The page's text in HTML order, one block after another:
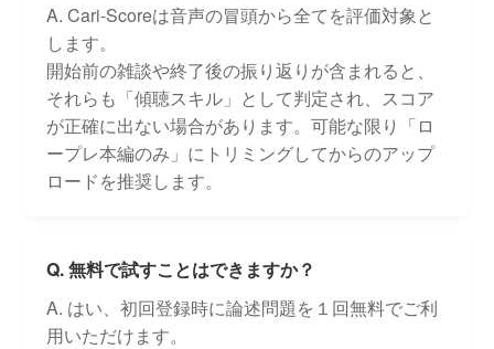
A. Cari-Scoreは音声の冒頭から全てを評価対象と
します。
開始前の雑談や終了後の振り返りが含まれると、
それらも「傾聴スキル」として判定され、スコア
が正確に出ない場合があります。可能な限り「ロ
ープレ本編のみ」にトリミングしてからのアップ
ロードを推奨します。
Q. 無料で試すことはできますか？
A. はい、初回登録時に論述問題を１回無料でご利
用いただけます。